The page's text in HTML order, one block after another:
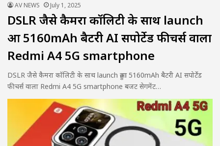
AV NEWS July 1, 2025
DSLR जैसे कैमरा कॉलिटी के साथ launch
हुआ 5160mAh बैटरी AI सपोर्टेड फीचर्स वाला
Redmi A4 5G smartphone
DSLR जैसे कैमरा कॉलिटी के साथ launch हुआ 5160mAh बैटरी AI सपोर्टेड
फीचर्स वाला Redmi A4 5G smartphone बजट सेगमेंट…